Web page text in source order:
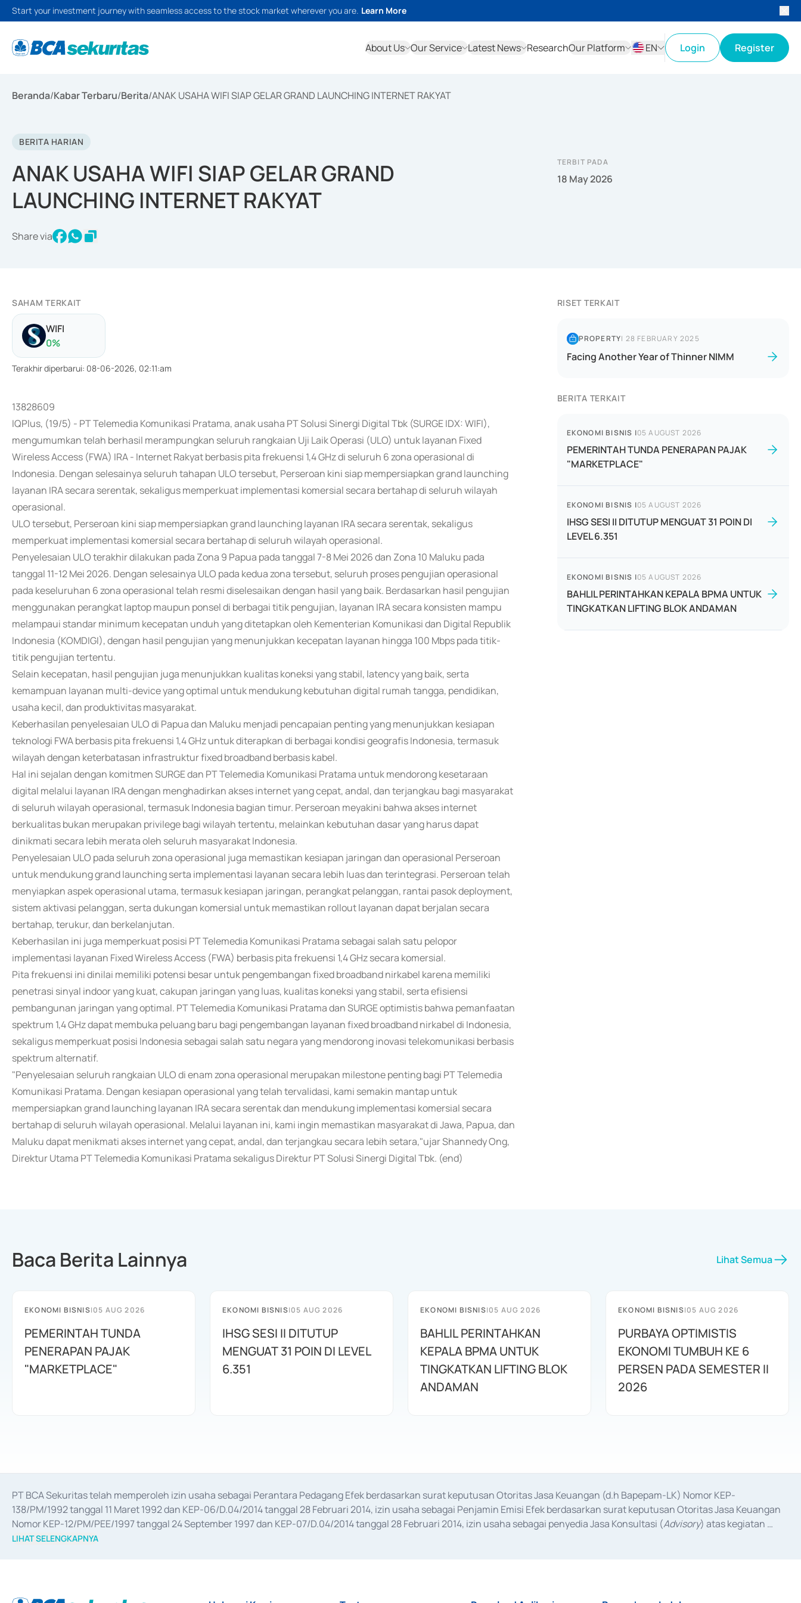
Start your investment journey with seamless access to the stock market wherever you are. Learn More
About Us Our Service Latest News ResearchOur Platform
EN
Login Register
Beranda/Kabar Terbaru/Berita/ANAK USAHA WIFI SIAP GELAR GRAND LAUNCHING INTERNET RAKYAT
BERITA HARIAN
ANAK USAHA WIFI SIAP GELAR GRAND
LAUNCHING INTERNET RAKYAT
Share via
TERBIT PADA
18 May 2026
SAHAM TERKAIT
WIFI
0%
Terakhir diperbarui: 08-06-2026, 02:11:am
13828609
IQPlus, (19/5) - PT Telemedia Komunikasi Pratama, anak usaha PT Solusi Sinergi Digital Tbk (SURGE IDX: WIFI),
mengumumkan telah berhasil merampungkan seluruh rangkaian Uji Laik Operasi (ULO) untuk layanan Fixed
Wireless Access (FWA) IRA - Internet Rakyat berbasis pita frekuensi 1,4 GHz di seluruh 6 zona operasional di
Indonesia. Dengan selesainya seluruh tahapan ULO tersebut, Perseroan kini siap mempersiapkan grand launching
layanan IRA secara serentak, sekaligus memperkuat implementasi komersial secara bertahap di seluruh wilayah
operasional.
ULO tersebut, Perseroan kini siap mempersiapkan grand launching layanan IRA secara serentak, sekaligus
memperkuat implementasi komersial secara bertahap di seluruh wilayah operasional.
Penyelesaian ULO terakhir dilakukan pada Zona 9 Papua pada tanggal 7-8 Mei 2026 dan Zona 10 Maluku pada
tanggal 11-12 Mei 2026. Dengan selesainya ULO pada kedua zona tersebut, seluruh proses pengujian operasional
pada keseluruhan 6 zona operasional telah resmi diselesaikan dengan hasil yang baik. Berdasarkan hasil pengujian
menggunakan perangkat laptop maupun ponsel di berbagai titik pengujian, layanan IRA secara konsisten mampu
melampaui standar minimum kecepatan unduh yang ditetapkan oleh Kementerian Komunikasi dan Digital Republik
Indonesia (KOMDIGI), dengan hasil pengujian yang menunjukkan kecepatan layanan hingga 100 Mbps pada titik-
titik pengujian tertentu.
Selain kecepatan, hasil pengujian juga menunjukkan kualitas koneksi yang stabil, latency yang baik, serta
kemampuan layanan multi-device yang optimal untuk mendukung kebutuhan digital rumah tangga, pendidikan,
usaha kecil, dan produktivitas masyarakat.
Keberhasilan penyelesaian ULO di Papua dan Maluku menjadi pencapaian penting yang menunjukkan kesiapan
teknologi FWA berbasis pita frekuensi 1,4 GHz untuk diterapkan di berbagai kondisi geografis Indonesia, termasuk
wilayah dengan keterbatasan infrastruktur fixed broadband berbasis kabel.
Hal ini sejalan dengan komitmen SURGE dan PT Telemedia Komunikasi Pratama untuk mendorong kesetaraan
digital melalui layanan IRA dengan menghadirkan akses internet yang cepat, andal, dan terjangkau bagi masyarakat
di seluruh wilayah operasional, termasuk Indonesia bagian timur. Perseroan meyakini bahwa akses internet
berkualitas bukan merupakan privilege bagi wilayah tertentu, melainkan kebutuhan dasar yang harus dapat
dinikmati secara lebih merata oleh seluruh masyarakat Indonesia.
Penyelesaian ULO pada seluruh zona operasional juga memastikan kesiapan jaringan dan operasional Perseroan
untuk mendukung grand launching serta implementasi layanan secara lebih luas dan terintegrasi. Perseroan telah
menyiapkan aspek operasional utama, termasuk kesiapan jaringan, perangkat pelanggan, rantai pasok deployment,
sistem aktivasi pelanggan, serta dukungan komersial untuk memastikan rollout layanan dapat berjalan secara
bertahap, terukur, dan berkelanjutan.
Keberhasilan ini juga memperkuat posisi PT Telemedia Komunikasi Pratama sebagai salah satu pelopor
implementasi layanan Fixed Wireless Access (FWA) berbasis pita frekuensi 1,4 GHz secara komersial.
Pita frekuensi ini dinilai memiliki potensi besar untuk pengembangan fixed broadband nirkabel karena memiliki
penetrasi sinyal indoor yang kuat, cakupan jaringan yang luas, kualitas koneksi yang stabil, serta efisiensi
pembangunan jaringan yang optimal. PT Telemedia Komunikasi Pratama dan SURGE optimistis bahwa pemanfaatan
spektrum 1,4 GHz dapat membuka peluang baru bagi pengembangan layanan fixed broadband nirkabel di Indonesia,
sekaligus memperkuat posisi Indonesia sebagai salah satu negara yang mendorong inovasi telekomunikasi berbasis
spektrum alternatif.
"Penyelesaian seluruh rangkaian ULO di enam zona operasional merupakan milestone penting bagi PT Telemedia
Komunikasi Pratama. Dengan kesiapan operasional yang telah tervalidasi, kami semakin mantap untuk
mempersiapkan grand launching layanan IRA secara serentak dan mendukung implementasi komersial secara
bertahap di seluruh wilayah operasional. Melalui layanan ini, kami ingin memastikan masyarakat di Jawa, Papua, dan
Maluku dapat menikmati akses internet yang cepat, andal, dan terjangkau secara lebih setara,"ujar Shannedy Ong,
Direktur Utama PT Telemedia Komunikasi Pratama sekaligus Direktur PT Solusi Sinergi Digital Tbk. (end)
RISET TERKAIT
PROPERTY| 28 FEBRUARY 2025
Facing Another Year of Thinner NIMM
BERITA TERKAIT
EKONOMI BISNIS |05 AUGUST 2026
PEMERINTAH TUNDA PENERAPAN PAJAK
"MARKETPLACE"
EKONOMI BISNIS |05 AUGUST 2026
IHSG SESI II DITUTUP MENGUAT 31 POIN DI
LEVEL 6.351
EKONOMI BISNIS |05 AUGUST 2026
BAHLIL PERINTAHKAN KEPALA BPMA UNTUK
TINGKATKAN LIFTING BLOK ANDAMAN
Baca Berita Lainnya Lihat Semua
EKONOMI BISNIS|05 AUG 2026
PEMERINTAH TUNDA
PENERAPAN PAJAK
"MARKETPLACE"
EKONOMI BISNIS|05 AUG 2026
IHSG SESI II DITUTUP
MENGUAT 31 POIN DI LEVEL
6.351
EKONOMI BISNIS|05 AUG 2026
BAHLIL PERINTAHKAN
KEPALA BPMA UNTUK
TINGKATKAN LIFTING BLOK
ANDAMAN
EKONOMI BISNIS|05 AUG 2026
PURBAYA OPTIMISTIS
EKONOMI TUMBUH KE 6
PERSEN PADA SEMESTER II
2026
PT BCA Sekuritas telah memperoleh izin usaha sebagai Perantara Pedagang Efek berdasarkan surat keputusan Otoritas Jasa Keuangan (d.h Bapepam-LK) Nomor KEP-
138/PM/1992 tanggal 11 Maret 1992 dan KEP-06/D.04/2014 tanggal 28 Februari 2014, izin usaha sebagai Penjamin Emisi Efek berdasarkan surat keputusan Otoritas Jasa Keuangan
Nomor KEP-12/PM/PEE/1997 tanggal 24 September 1997 dan KEP-07/D.04/2014 tanggal 28 Februari 2014, izin usaha sebagai penyedia Jasa Konsultasi (Advisory) atas kegiatan
merger, akuisisi, divestasi, dan
LIHAT SELENGKAPNYA